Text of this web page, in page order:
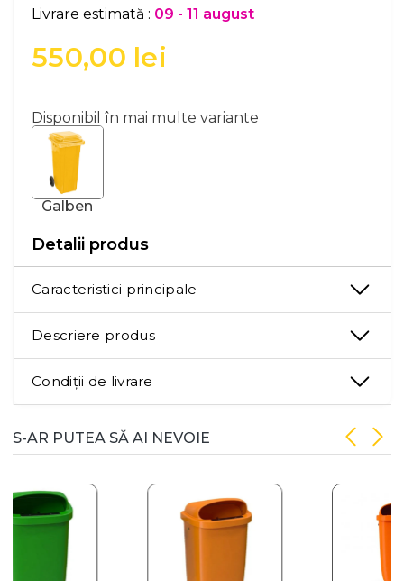
Livrare estimată : 09 - 11 august
550,00 lei
Disponibil în mai multe variante
Galben
Detalii produs
Caracteristici principale
Descriere produs
Condiții de livrare
S-AR PUTEA SĂ AI NEVOIE